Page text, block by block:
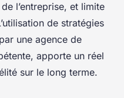
l’entreprise, et limite
de stratégies
une agence de
apporte un réel
sur le long terme.